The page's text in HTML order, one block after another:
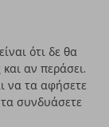
ότι δε θα
αν περάσει.
να τα αφήσετε
συνδυάσετε